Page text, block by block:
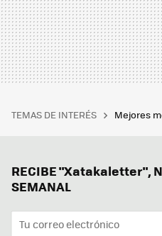
TEMAS DE INTERÉS Mejores
RECIBE "Xatakaletter",
SEMANAL